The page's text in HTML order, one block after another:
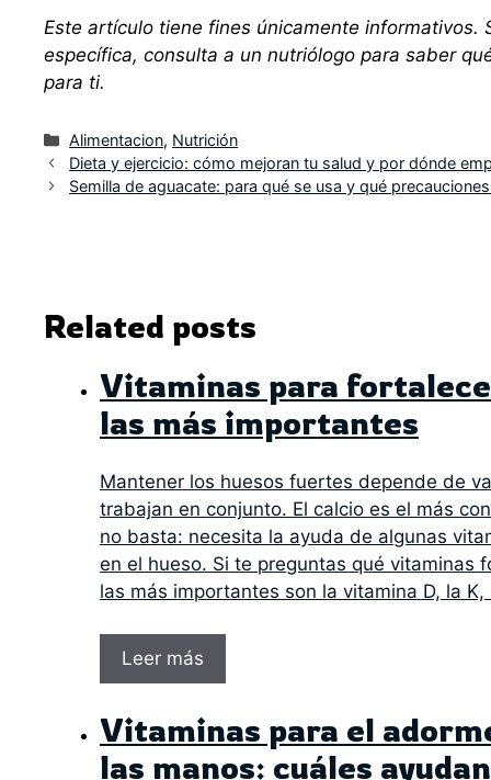
Este artículo tiene fines únicamente informativos.
específica, consulta a un nutriólogo para saber
para ti.
Categorías
Alimentacion, Nutrición
Dieta y ejercicio: cómo mejoran tu salud y por dónde
Semilla de aguacate: para qué se usa y qué
Related posts
Vitaminas para
las más importantes
Mantener los huesos fuertes depende de
trabajan en conjunto. El calcio es el más
no basta: necesita la ayuda de algunas
en el hueso. Si te preguntas qué vitaminas
las más importantes son la vitamina D, la
Leer más
Vitaminas para el
las manos: cuáles ayudan